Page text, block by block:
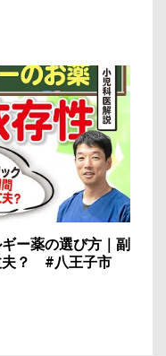
ー薬の選び方｜副
夫？ #八王子市